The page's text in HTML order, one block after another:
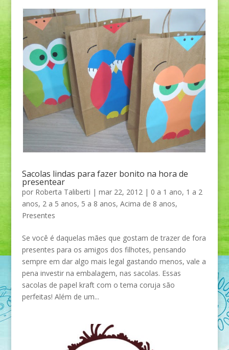
Sacolas lindas para fazer bonito na hora de
presentear
por Roberta Taliberti | mar 22, 2012| 0 a 1 ano, 1 a 2
anos, 2 a 5 anos, 5 a 8 anos, Acima de 8 anos,
Presentes
Se você é daquelas mães que gostam de trazer de fora
presentes para os amigos dos filhotes, pensando
sempre em dar algo mais legal gastando menos, vale a
pena investir na embalagem, nas sacolas. Essas
sacolas de papel kraft com o tema coruja são
perfeitas! Além de um...